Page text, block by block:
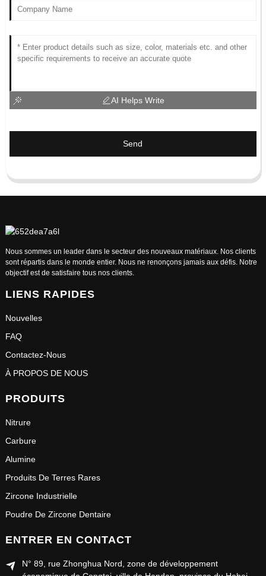
AI Helps Write
Send
Nous sommes un leader dans le secteur des nouveaux matériaux. Nos clients
sont répartis dans le monde entier. Nous ne renonçons jamais aux défis. Notre
objectif est de satisfaire tous nos clients.
LIENS RAPIDES
Nouvelles
FAQ
Contactez-Nous
À PROPOS DE NOUS
PRODUITS
Nitrure
Carbure
Alumine
Produits De Terres Rares
Zircone Industrielle
Poudre De Zircone Dentaire
ENTRER EN CONTACT
N° 89, rue Zhonghua Nord, zone de développement